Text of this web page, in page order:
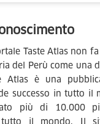
Taste Atlas non
del Perù come una
Atlas è una
successo in tutto il
più di 10.000
tutto il mondo. Il